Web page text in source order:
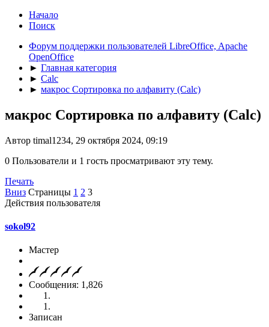
Начало
Поиск
Форум поддержки пользователей LibreOffice, Apache
OpenOffice
► Главная категория
► Calc
► макрос Сортировка по алфавиту (Calc)
макрос Сортировка по алфавиту (Calc)
Автор timal1234, 29 октября 2024, 09:19
0 Пользователи и 1 гость просматривают эту тему.
Печать
Вниз Страницы 1 2 3
Действия пользователя
sokol92
Мастер
Сообщения: 1,826
Записан